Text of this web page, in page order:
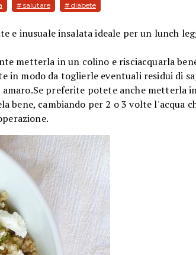
# salutare # diabete
e inusuale insalata ideale per un lunch
metterla in un colino e risciacquarla
in modo da toglierle eventuali residui di
preferite potete anche metterla
bene, cambiando per 2 o 3 volte l'acqua